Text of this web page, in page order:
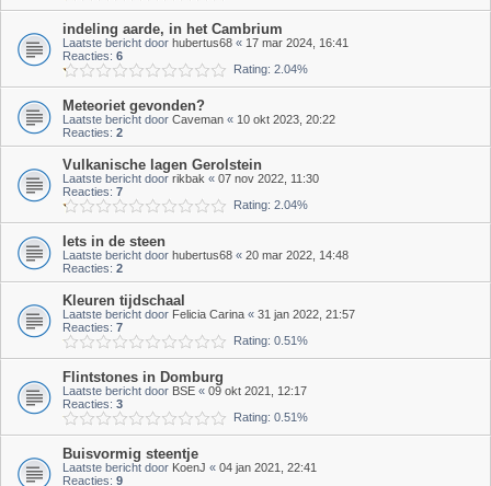
indeling aarde, in het Cambrium
Laatste bericht door hubertus68 « 17 mar 2024, 16:41
Reacties: 6
Rating: 2.04%
Meteoriet gevonden?
Laatste bericht door Caveman « 10 okt 2023, 20:22
Reacties: 2
Vulkanische lagen Gerolstein
Laatste bericht door rikbak « 07 nov 2022, 11:30
Reacties: 7
Rating: 2.04%
Iets in de steen
Laatste bericht door hubertus68 « 20 mar 2022, 14:48
Reacties: 2
Kleuren tijdschaal
Laatste bericht door Felicia Carina « 31 jan 2022, 21:57
Reacties: 7
Rating: 0.51%
Flintstones in Domburg
Laatste bericht door BSE « 09 okt 2021, 12:17
Reacties: 3
Rating: 0.51%
Buisvormig steentje
Laatste bericht door KoenJ « 04 jan 2021, 22:41
Reacties: 9